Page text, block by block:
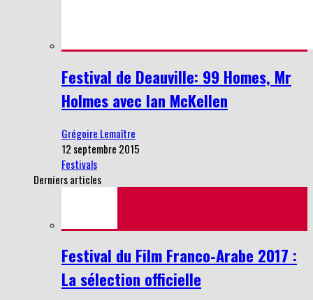
Festival de Deauville: 99 Homes, Mr
Holmes avec Ian McKellen
Grégoire Lemaître
12 septembre 2015
Festivals
Derniers articles
Festival du Film Franco-Arabe 2017 :
La sélection officielle